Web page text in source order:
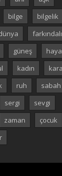
bilge
bilgelik
güneş
kadın
ruh
sabah
sergi
sevgi
zaman
çocuk